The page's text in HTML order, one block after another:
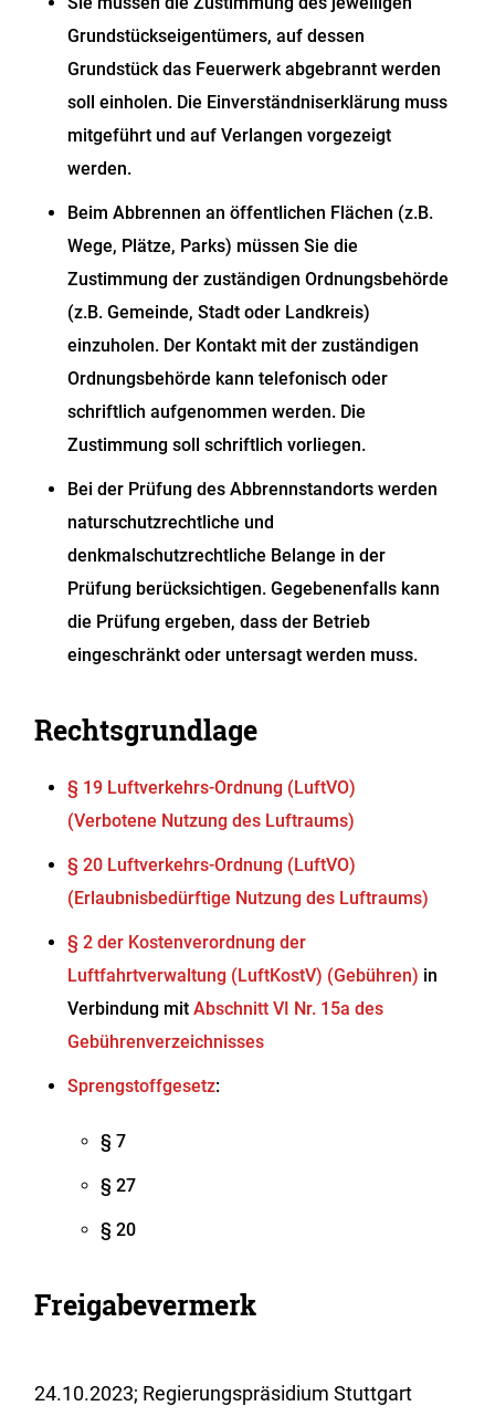
Grundstückseigentümers, auf dessen
Grundstück das Feuerwerk abgebrannt werden
soll einholen. Die Einverständniserklärung muss
mitgeführt und auf Verlangen vorgezeigt
werden.
Beim Abbrennen an öffentlichen Flächen (z.B.
Wege, Plätze, Parks) müssen Sie die
Zustimmung der zuständigen Ordnungsbehörde
(z.B. Gemeinde, Stadt oder Landkreis)
einzuholen. Der Kontakt mit der zuständigen
Ordnungsbehörde kann telefonisch oder
schriftlich aufgenommen werden. Die
Zustimmung soll schriftlich vorliegen.
Bei der Prüfung des Abbrennstandorts werden
naturschutzrechtliche und
denkmalschutzrechtliche Belange in der
Prüfung berücksichtigen. Gegebenenfalls kann
die Prüfung ergeben, dass der Betrieb
eingeschränkt oder untersagt werden muss.
Rechtsgrundlage
§ 19 Luftverkehrs-Ordnung (LuftVO)
(Verbotene Nutzung des Luftraums)
§ 20 Luftverkehrs-Ordnung (LuftVO)
(Erlaubnisbedürftige Nutzung des Luftraums)
§ 2 der Kostenverordnung der
Luftfahrtverwaltung (LuftKostV) (Gebühren) in
Verbindung mitAbschnitt VI Nr. 15a des
Gebührenverzeichnisses
Sprengstoffgesetz:
§ 7
§ 27
§ 20
Freigabevermerk
24.10.2023; Regierungspräsidium Stuttgart